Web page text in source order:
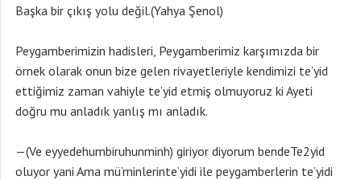
Başka bir çıkış yolu değil.(Yahya Şenol)
Peygamberimizin hadisleri, Peygamberimiz karşımızda bir
örnek olarak onun bize gelen rivayetleriyle kendimizi te’yid
ettiğimiz zaman vahiyle te’yid etmiş olmuyoruz ki Ayeti
doğru mu anladık yanlış mı anladık.
—(Ve eyyedehumbiruhunminh) giriyor diyorum bendeTe2yid
oluyor yani Ama mü’minlerinte’yidi ile peygamberlerin te’yidi